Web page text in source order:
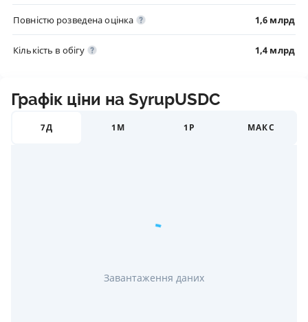
Повністю розведена оцінка 1,6 млрд
Кількість в обігу 1,4 млрд
Графік ціни на SyrupUSDC
7Д 1М 1Р МАКС
Завантаження даних